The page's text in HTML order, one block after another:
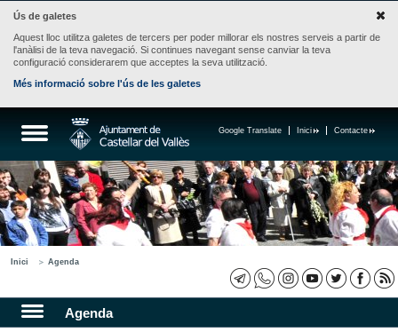
Ús de galetes
Aquest lloc utilitza galetes de tercers per poder millorar els nostres serveis a partir de
l'anàlisi de la teva navegació. Si continues navegant sense canviar la teva
configuració considerarem que acceptes la seva utilització.
Més informació sobre l'ús de les galetes
Contacte
Inici
Google Translate
Inici Agenda
Agenda